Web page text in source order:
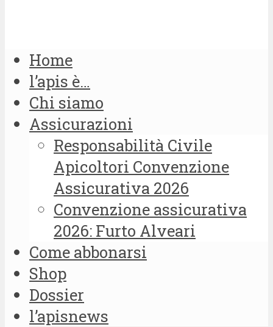
Home
l’apis è…
Chi siamo
Assicurazioni
Responsabilità Civile
Apicoltori Convenzione
Assicurativa 2026
Convenzione assicurativa
2026: Furto Alveari
Come abbonarsi
Shop
Dossier
l’apisnews